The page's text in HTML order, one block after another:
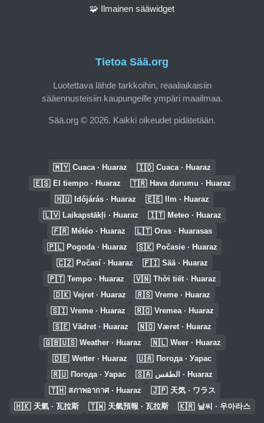
Tietoa Sää.org
Luotettava lähde tarkkoihin, reaaliaikaisiin
sääennusteisiin kaupungeille ympäri maailmaa.
Sää.org © 2026. Kaikki oikeudet pidätetään.
🧩 Ilmainen sääwidget
🇲🇾 Cuaca · Huaraz 🇮🇩 Cuaca · Huaraz
🇪🇸 El tiempo · Huaraz 🇹🇷 Hava durumu · Huaraz
🇭🇺 Időjárás · Huaraz 🇪🇪 Ilm · Huaraz
🇱🇻 Laikapstākļi · Huaraz 🇮🇹 Meteo · Huaraz
🇫🇷 Météo · Huaraz 🇱🇹 Oras · Huarasas
🇵🇱 Pogoda · Huaraz 🇸🇰 Počasie · Huaraz
🇨🇿 Počasí · Huaraz 🇫🇮 Sää · Huaraz
🇵🇹 Tempo · Huaraz 🇻🇳 Thời tiết · Huaraz
🇩🇰 Vejret · Huaraz 🇷🇸 Vreme · Huaraz
🇸🇮 Vreme · Huaraz 🇷🇴 Vremea · Huaraz
🇸🇪 Vädret · Huaraz 🇳🇴 Været · Huaraz
🇬🇧🇺🇸 Weather · Huaraz 🇳🇱 Weer · Huaraz
🇩🇪 Wetter · Huaraz 🇺🇦 Погода · Уарас
🇷🇺 Погода · Уарас 🇸🇦 الطقس · Huaraz
🇹🇭 สภาพอากาศ · Huaraz 🇯🇵 天気 · ワラス
🇭🇰 天氣 · 瓦拉斯 🇹🇼 天氣預報 · 瓦拉斯 🇰🇷 날씨 · 우아라스